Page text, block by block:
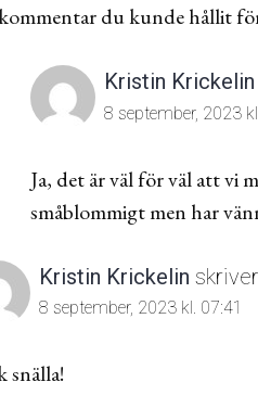
du kunde hållit
Kristin Krickelin
8 september, 2023
Ja, det är väl för väl att vi
småblommigt men har
Kristin Krickelin
8 september, 2023 kl. 07:41
snälla!